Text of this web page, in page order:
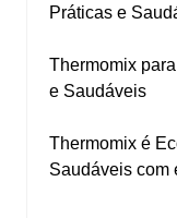
Práticas e
Thermomix
e Saudáveis
Thermomix é
Saudáveis com